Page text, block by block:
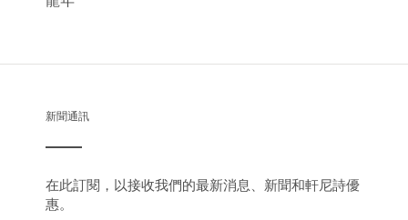
新聞通訊
在此訂閱，以接收我們的最新消息、新聞和軒尼詩優
惠。